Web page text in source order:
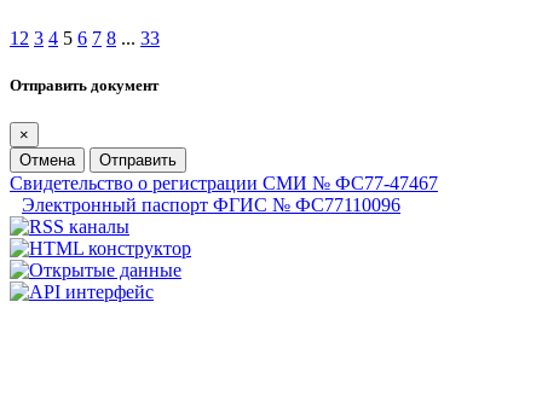
1 2 3 4 5 6 7 8 ... 33
Отправить документ
×
Отмена
Отправить
Свидетельство о регистрации СМИ № ФС77-47467
Электронный паспорт ФГИС № ФС77110096